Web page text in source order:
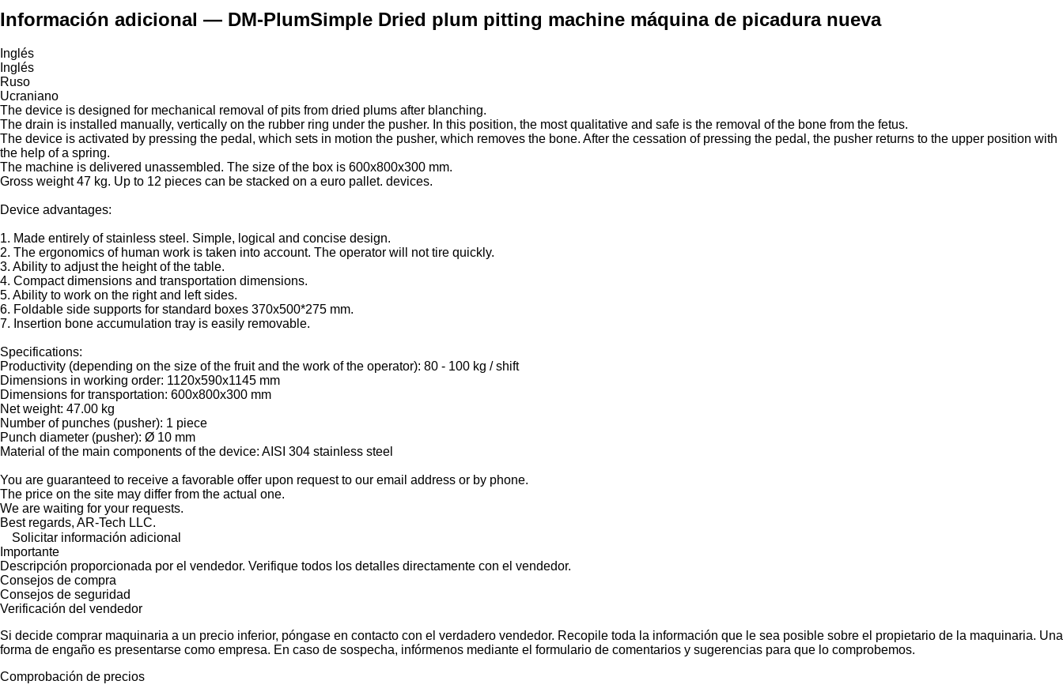
Información adicional — DM-PlumSimple Dried plum pitting machine máquina de picadura nueva
Inglés
Inglés
Ruso
Ucraniano
The device is designed for mechanical removal of pits from dried plums after blanching.
The drain is installed manually, vertically on the rubber ring under the pusher. In this position, the most qualitative and safe is the removal of the bone from the fetus.
The device is activated by pressing the pedal, which sets in motion the pusher, which removes the bone. After the cessation of pressing the pedal, the pusher returns to the upper position with
the help of a spring.
The machine is delivered unassembled. The size of the box is 600x800x300 mm.
Gross weight 47 kg. Up to 12 pieces can be stacked on a euro pallet. devices.
Device advantages:
1. Made entirely of stainless steel. Simple, logical and concise design.
2. The ergonomics of human work is taken into account. The operator will not tire quickly.
3. Ability to adjust the height of the table.
4. Compact dimensions and transportation dimensions.
5. Ability to work on the right and left sides.
6. Foldable side supports for standard boxes 370x500*275 mm.
7. Insertion bone accumulation tray is easily removable.
Specifications:
Productivity (depending on the size of the fruit and the work of the operator): 80 - 100 kg / shift
Dimensions in working order: 1120x590x1145 mm
Dimensions for transportation: 600x800x300 mm
Net weight: 47.00 kg
Number of punches (pusher): 1 piece
Punch diameter (pusher): Ø 10 mm
Material of the main components of the device: AISI 304 stainless steel
You are guaranteed to receive a favorable offer upon request to our email address or by phone.
The price on the site may differ from the actual one.
We are waiting for your requests.
Best regards, AR-Tech LLC.
Solicitar información adicional
Importante
Descripción proporcionada por el vendedor. Verifique todos los detalles directamente con el vendedor.
Consejos de compra
Consejos de seguridad
Verificación del vendedor
Si decide comprar maquinaria a un precio inferior, póngase en contacto con el verdadero vendedor. Recopile toda la información que le sea posible sobre el propietario de la maquinaria. Una
forma de engaño es presentarse como empresa. En caso de sospecha, infórmenos mediante el formulario de comentarios y sugerencias para que lo comprobemos.
Comprobación de precios